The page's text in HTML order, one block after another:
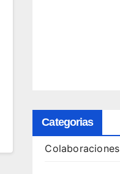
Categorias
Colaboraciones